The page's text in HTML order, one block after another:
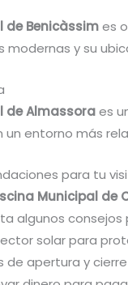
de Benicàssimes
modernas y su
de Almassoraes
un entorno más
para tu
Municipal de
algunos consejos
solar para
de apertura y